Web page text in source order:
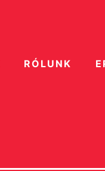
RÓLUNK